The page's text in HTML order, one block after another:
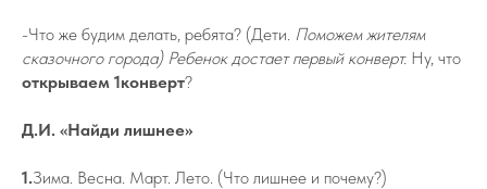
-Что же будим делать, ребята? (Дети. Поможем жителям
сказочного города) Ребенок достает первый конверт. Ну, что
открываем 1конверт?
Д.И. «Найди лишнее»
1.Зима. Весна. Март. Лето. (Что лишнее и почему?)